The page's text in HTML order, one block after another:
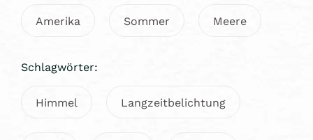
Amerika Sommer Meere
Schlagwörter:
Himmel Langzeitbelichtung